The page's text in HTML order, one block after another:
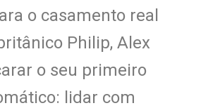
o casamento real
Philip, Alex
o seu primeiro
lidar com